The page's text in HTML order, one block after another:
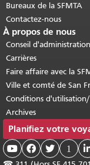
Bureaux de la SFMTA
Contactez-nous
À propos de nous
Conseil d'administration
Carrières
Faire affaire avec la
Ville et comté de San
Conditions
Archives
Planifiez votre
   1